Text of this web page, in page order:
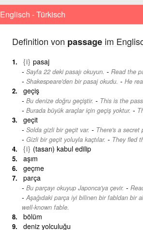
Englisch - Türkisch
Definition von passageim
{i} pasaj
Sayfa 22 deki pasajı okuyun. - Read the
Shakespeare'den bir pasaj okudu. - He
geçiş
Bu denize doğru geçiştir. - This is the
Burada büyük araçlar için geçiş yoktur. -
geçit
Solda gizli bir geçit var. - There's a secret
Gizli bir geçit yoluyla kaçtılar. - They fled
{i} (tasarı) kabul edilip
aşım
geçme
parça
Bu parçayı okuyup Japonca'ya çevir. -
Aşağıdaki parça iyi bilinen bir fabldan bir
well-known fable.
bölüm
deniz yolculuğu